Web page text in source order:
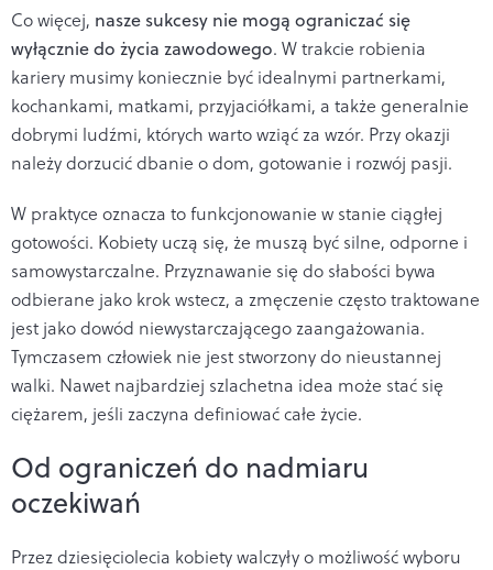
Co więcej, nasze sukcesy nie mogą ograniczać się
wyłącznie do życia zawodowego. W trakcie robienia
kariery musimy koniecznie być idealnymi partnerkami,
kochankami, matkami, przyjaciółkami, a także generalnie
dobrymi ludźmi, których warto wziąć za wzór. Przy okazji
należy dorzucić dbanie o dom, gotowanie i rozwój pasji.
W praktyce oznacza to funkcjonowanie w stanie ciągłej
gotowości. Kobiety uczą się, że muszą być silne, odporne i
samowystarczalne. Przyznawanie się do słabości bywa
odbierane jako krok wstecz, a zmęczenie często traktowane
jest jako dowód niewystarczającego zaangażowania.
Tymczasem człowiek nie jest stworzony do nieustannej
walki. Nawet najbardziej szlachetna idea może stać się
ciężarem, jeśli zaczyna definiować całe życie.
Od ograniczeń do nadmiaru
oczekiwań
Przez dziesięciolecia kobiety walczyły o możliwość wyboru